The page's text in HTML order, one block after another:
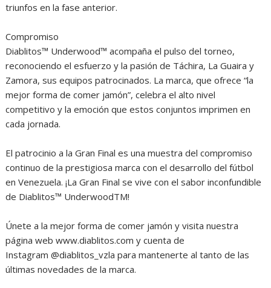
triunfos en la fase anterior.
Compromiso
Diablitos™ Underwood™ acompaña el pulso del torneo,
reconociendo el esfuerzo y la pasión de Táchira, La Guaira y
Zamora, sus equipos patrocinados. La marca, que ofrece “la
mejor forma de comer jamón”, celebra el alto nivel
competitivo y la emoción que estos conjuntos imprimen en
cada jornada.
El patrocinio a la Gran Final es una muestra del compromiso
continuo de la prestigiosa marca con el desarrollo del fútbol
en Venezuela. ¡La Gran Final se vive con el sabor inconfundible
de Diablitos™ UnderwoodTM!
Únete a la mejor forma de comer jamón y visita nuestra
página web www.diablitos.com y cuenta de
Instagram @diablitos_vzla para mantenerte al tanto de las
últimas novedades de la marca.